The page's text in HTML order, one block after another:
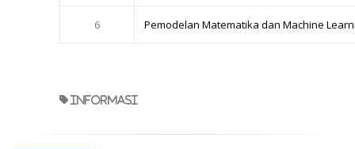
6 Pemodelan Matematika dan Machine
informasi